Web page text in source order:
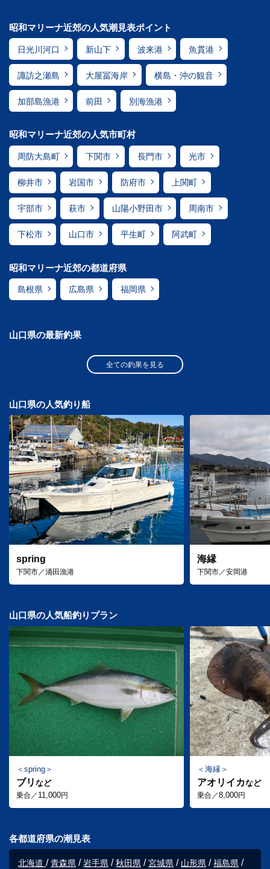
昭和マリーナ近郊の人気潮見表ポイント
日光川河口 新山下 波来港 魚貫港
諏訪之瀬島 大屋冨海岸 横島・沖の観音
加部島漁港 前田 別海漁港
昭和マリーナ近郊の人気市町村
周防大島町 下関市 長門市 光市
柳井市 岩国市 防府市 上関町
宇部市 萩市 山陽小野田市 周南市
下松市 山口市 平生町 阿武町
昭和マリーナ近郊の都道府県
島根県 広島県 福岡県
山口県の最新釣果
全ての釣果を見る
山口県の人気釣り船
spring
下関市／涌田漁港
海縁
下関市／安岡港
山口県の人気船釣りプラン
spring
ブリ など
乗合／ 11,000円
海縁
アオリイカなど
乗合／8,000円
各都道府県の潮見表
北海道 青森県 岩手県 秋田県 宮城県 山形県
福島県